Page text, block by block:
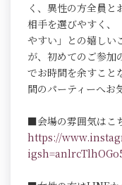
く、異性の方全員
相手を選びやすく、
やすい」との嬉しい
が、初めてのご参加
でお時間を余すこと
間のパーティーへお
■会場の雰囲気はこ
https://